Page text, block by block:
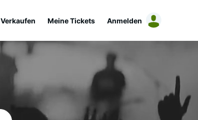
Verkaufen Meine Tickets Anmelden